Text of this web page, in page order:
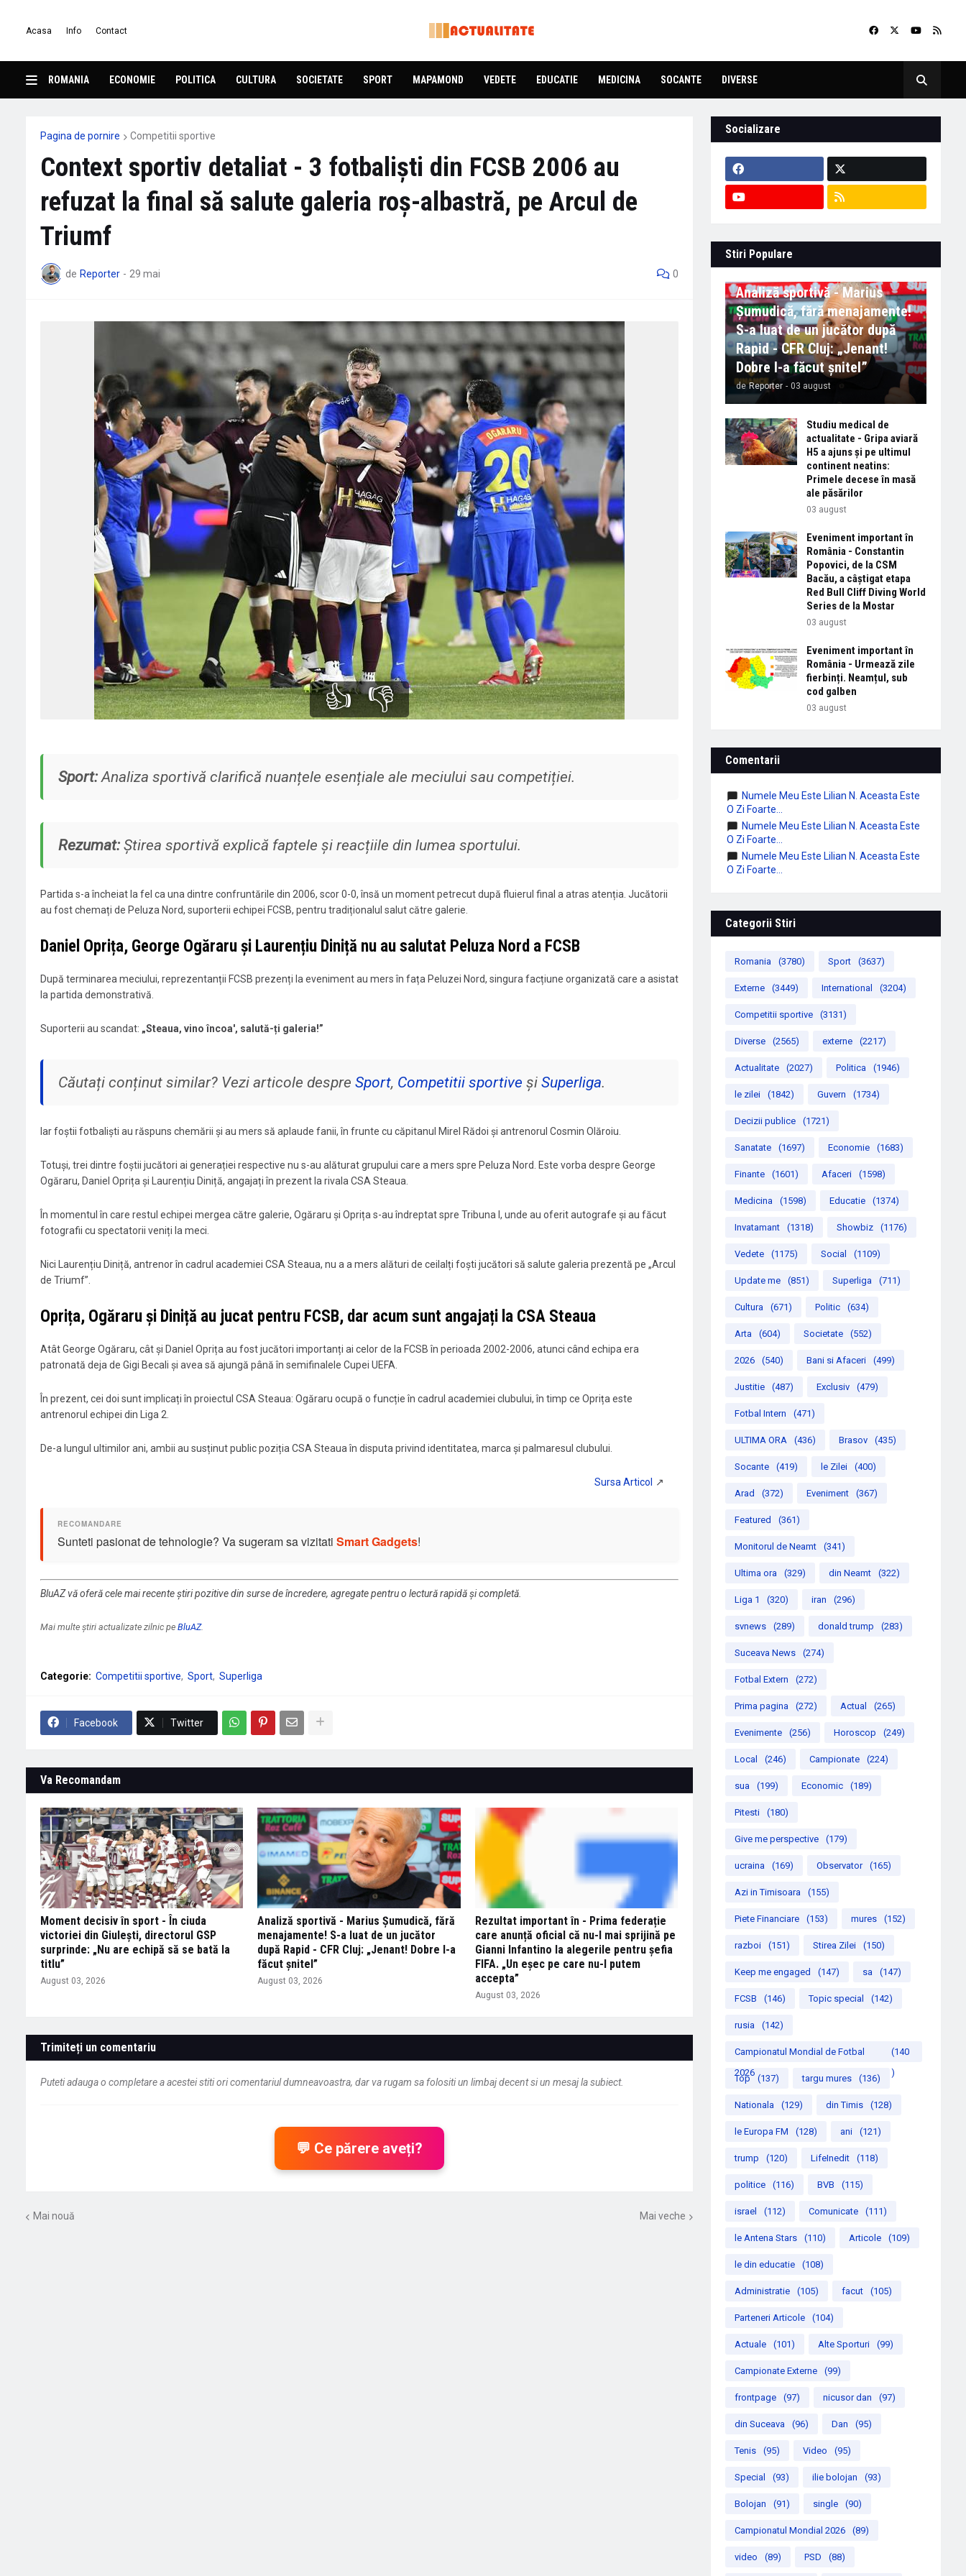
Acasa Info Contact
ROMANIA ECONOMIE POLITICA CULTURA SOCIETATE SPORT MAPAMOND VEDETE EDUCATIE MEDICINA SOCANTE DIVERSE
Pagina de pornire Competitii sportive
Context sportiv detaliat - 3 fotbaliști din FCSB 2006 au
refuzat la final să salute galeria roș-albastră, pe Arcul de
Triumf
de Reporter - 29 mai 0
👍 👎
Sport:Analiza sportivă clarifică nuanțele esențiale ale meciului sau competiției.
Rezumat:Știrea sportivă explică faptele și reacțiile din lumea sportului.
Partida s-a încheiat la fel ca una dintre confruntările din 2006, scor 0-0, însă un moment petrecut după fluierul final a atras atenția. Jucătorii
au fost chemați de Peluza Nord, suporterii echipei FCSB, pentru tradiționalul salut către galerie.
Daniel Oprița, George Ogăraru și Laurențiu Diniță nu au salutat Peluza Nord a FCSB
După terminarea meciului, reprezentanții FCSB prezenți la eveniment au mers în fața Peluzei Nord, singura facțiune organizată care a asistat
la partida demonstrativă.
Suporterii au scandat: „Steaua, vino încoa', salută-ți galeria!”
Căutați conținut similar? Vezi articole despre Sport, Competitii sportive și Superliga.
Iar foștii fotbaliști au răspuns chemării și au mers să aplaude fanii, în frunte cu căpitanul Mirel Rădoi și antrenorul Cosmin Olăroiu.
Totuși, trei dintre foștii jucători ai generației respective nu s-au alăturat grupului care a mers spre Peluza Nord. Este vorba despre George
Ogăraru, Daniel Oprița și Laurențiu Diniță, angajați în prezent la rivala CSA Steaua.
În momentul în care restul echipei mergea către galerie, Ogăraru și Oprița s-au îndreptat spre Tribuna I, unde au oferit autografe și au făcut
fotografii cu spectatorii veniți la meci.
Nici Laurențiu Diniță, antrenor în cadrul academiei CSA Steaua, nu a a mers alături de ceilalți foști jucători să salute galeria prezentă pe „Arcul
de Triumf”.
Oprița, Ogăraru și Diniță au jucat pentru FCSB, dar acum sunt angajați la CSA Steaua
Atât George Ogăraru, cât și Daniel Oprița au fost jucători importanți ai celor de la FCSB în perioada 2002-2006, atunci când echipa era
patronată deja de Gigi Becali și avea să ajungă până în semifinalele Cupei UEFA.
În prezent, cei doi sunt implicați în proiectul CSA Steaua: Ogăraru ocupă o funcție în cadrul academiei clubului, în timp ce Oprița este
antrenorul echipei din Liga 2.
De-a lungul ultimilor ani, ambii au susținut public poziția CSA Steaua în disputa privind identitatea, marca și palmaresul clubului.
Sunteti pasionat de tehnologie? Va sugeram sa vizitati Smart Gadgets!
BluAZ vă oferă cele mai recente știri pozitive din surse de încredere, agregate pentru o lectură rapidă și completă.
Mai multe știri actualizate zilnic pe BluAZ.
Categorie: Competitii sportive Sport Superliga
Facebook Twitter
Va Recomandam
Moment decisiv în sport - În ciuda
victoriei din Giulești, directorul GSP
surprinde: „Nu are echipă să se bată la
titlu”
August 03, 2026
Analiză sportivă - Marius Șumudică, fără
menajamente! S-a luat de un jucător
după Rapid - CFR Cluj: „Jenant! Dobre l-a
făcut șnitel”
August 03, 2026
Rezultat important în - Prima federație
care anunță oficial că nu-l mai sprijină pe
Gianni Infantino la alegerile pentru șefia
FIFA. „Un eşec pe care nu-l putem
accepta”
August 03, 2026
Trimiteți un comentariu
Puteti adauga o completare a acestei stiti ori comentariul dumneavoastra, dar va rugam sa folositi un limbaj decent si un mesaj la subiect.
💬 Ce părere aveți?
Mai nouă Mai veche
Socializare
Stiri Populare
Analiză sportivă - Marius
Șumudică, fără menajamente!
S-a luat de un jucător după
Rapid - CFR Cluj: „Jenant!
Dobre l-a făcut șnitel”
de Reporter - 03 august
Studiu medical de
actualitate - Gripa aviară
H5 a ajuns și pe ultimul
continent neatins:
Primele decese în masă
ale păsărilor
03 august
Eveniment important în
România - Constantin
Popovici, de la CSM
Bacău, a câștigat etapa
Red Bull Cliff Diving World
Series de la Mostar
03 august
Eveniment important în
România - Urmează zile
fierbinți. Neamțul, sub
cod galben
03 august
Comentarii
Numele Meu Este Lilian N. Aceasta Este
O Zi Foarte...
Numele Meu Este Lilian N. Aceasta Este
O Zi Foarte...
Numele Meu Este Lilian N. Aceasta Este
O Zi Foarte...
Categorii Stiri
Romania (3780) Sport (3637)
Externe (3449) International (3204)
Competitii sportive (3131)
Diverse (2565) externe (2217)
Actualitate (2027) Politica (1946)
le zilei (1842) Guvern (1734)
Decizii publice (1721)
Sanatate (1697) Economie (1683)
Finante (1601) Afaceri (1598)
Medicina (1598) Educatie (1374)
Invatamant (1318) Showbiz (1176)
Vedete (1175) Social (1109)
Update me (851) Superliga (711)
Cultura (671) Politic (634)
Arta (604) Societate (552)
2026 (540) Bani si Afaceri (499)
Justitie (487) Exclusiv (479)
Fotbal Intern (471)
ULTIMA ORA (436) Brasov (435)
Socante (419) le Zilei (400)
Arad (372) Eveniment (367)
Featured (361)
Monitorul de Neamt (341)
Ultima ora (329) din Neamt (322)
Liga 1 (320) iran (296)
svnews (289) donald trump (283)
Suceava News (274)
Fotbal Extern (272)
Prima pagina (272) Actual (265)
Evenimente (256) Horoscop (249)
Local (246) Campionate (224)
sua (199) Economic (189)
Pitesti (180)
Give me perspective (179)
ucraina (169) Observator (165)
Azi in Timisoara (155)
Piete Financiare (153) mures (152)
razboi (151) Stirea Zilei (150)
Keep me engaged (147) sa (147)
FCSB (146) Topic special (142)
rusia (142)
Campionatul Mondial de Fotbal
2026
(140
)
Top (137) targu mures (136)
Nationala (129) din Timis (128)
le Europa FM (128) ani (121)
trump (120) LifeInedit (118)
politice (116) BVB (115)
israel (112) Comunicate (111)
le Antena Stars (110) Articole (109)
le din educatie (108)
Administratie (105) facut (105)
Parteneri Articole (104)
Actuale (101) Alte Sporturi (99)
Campionate Externe (99)
frontpage (97) nicusor dan (97)
din Suceava (96) Dan (95)
Tenis (95) Video (95)
Special (93) ilie bolojan (93)
Bolojan (91) single (90)
Campionatul Mondial 2026 (89)
video (89) PSD (88)